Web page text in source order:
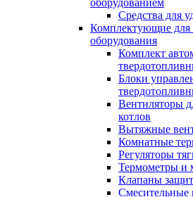
оборудованием
Средства для
Комплектующие для
оборудования
Комплект
Блоки
Вентиляторы
котлов
Вытяжные
Комнатные
Регуляторы
Термометры и
Клапаны
Смесительные